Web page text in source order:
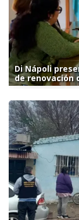
Di Nápoli
de renovación